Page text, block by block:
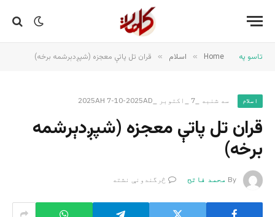
تاسو په Home
» اسلام » قران تل پاتې معجزه (شپږدېرشمه برخه)
اسلام سه شنبه _7 _اکتوبر _2025AH 7-10-2025AD
قران تل پاتې معجزه (شپږدېرشمه
برخه)
By محمد فاتح څرگندونې نشته